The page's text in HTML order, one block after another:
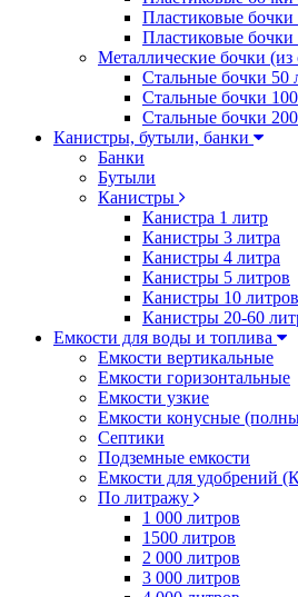
Пластиковые бочки
Пластиковые бочки
Металлические бочки (из
Стальные бочки 50
Стальные бочки
Стальные бочки
Канистры, бутыли, банки
Банки
Бутыли
Канистры
Канистра 1 литр
Канистры 3 литра
Канистры 4 литра
Канистры 5 литров
Канистры 10 литров
Канистры 20-60
Емкости для воды и топлива
Емкости вертикальные
Емкости горизонтальные
Емкости узкие
Емкости конусные
Септики
Подземные емкости
Емкости для удобрений
По литражу
1 000 литров
1500 литров
2 000 литров
3 000 литров